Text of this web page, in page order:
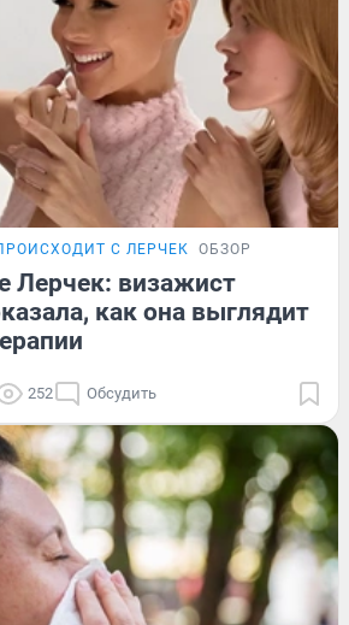
С ЛЕРЧЕК ОБЗОР
Лерчек: визажист
как она выглядит
252 Обсудить